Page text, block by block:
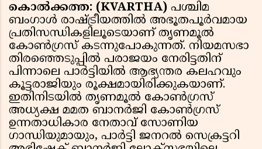
കൊൽക്കത്ത: (KVARTHA) പശ്ചിമ
ബംഗാൾ രാഷ്ട്രീയത്തിൽ അഭൂതപൂർവമായ
പ്രതിസന്ധികളിലൂടെയാണ് തൃണമൂൽ
കോൺഗ്രസ് കടന്നുപോകുന്നത്. നിയമസഭാ
തിരഞ്ഞെടുപ്പിൽ പരാജയം നേരിട്ടതിന്
പിന്നാലെ പാർട്ടിയിൽ ആഭ്യന്തര കലഹവും
കൂട്ടരാജിയും രൂക്ഷമായിരിക്കുകയാണ്.
ഇതിനിടയിൽ തൃണമൂൽ കോൺഗ്രസ്
അധ്യക്ഷ മമത ബാനർജി കോൺഗ്രസ്
ഉന്നതാധികാര നേതാവ് സോണിയ
ഗാന്ധിയുമായും, പാർട്ടി ജനറൽ സെക്രട്ടറി